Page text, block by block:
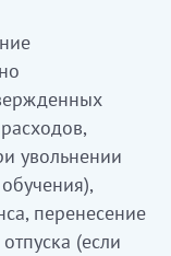
увольнении
перенесение
(если